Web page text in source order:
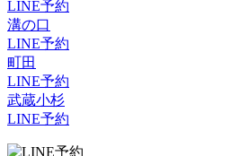
LINE予約
溝の口
LINE予約
町田
LINE予約
武蔵小杉
LINE予約